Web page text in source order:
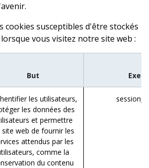
cookies susceptibles d'être stockés
vous visitez notre site web :
But
les utilisateurs,
les données des
et permettre
site web de fournir les
attendus par les
comme la
du contenu